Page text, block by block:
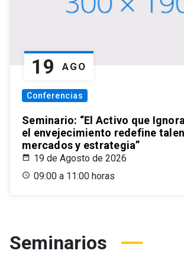
19 AGO
Conferencias
Seminario: “El Activo que
el envejecimiento redefine
mercados y estrategia”
19 de Agosto de 2026
09:00 a 11:00 horas
Seminarios